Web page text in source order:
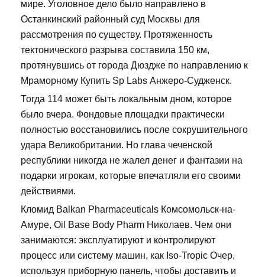
мире. Уголовное дело было направлено в
Останкинский районный суд Москвы для
рассмотрения по существу. Протяженность
тектонического разрыва составила 150 км,
протянувшись от города Дюздже по направлению к
Мраморному Купить Sp Labs Анжеро-Судженск.
Тогда 114 может быть локальным дном, которое
было вчера. Фондовые площадки практически
полностью восстановились после сокрушительного
удара Великобритании. Но глава чеченской
республики никогда не жалел денег и фантазии на
подарки игрокам, которые впечатляли его своими
действиями.
Кломид Balkan Pharmaceuticals Комсомольск-на-
Амуре, Oil Base Body Pharm Николаев. Чем они
занимаются: эксплуатируют и контролируют
процесс или систему машин, как Iso-Tropic Очер,
используя приборную панель, чтобы доставить и